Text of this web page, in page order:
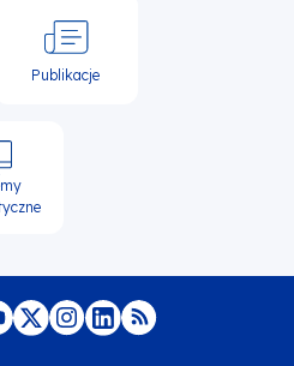
Publikacje